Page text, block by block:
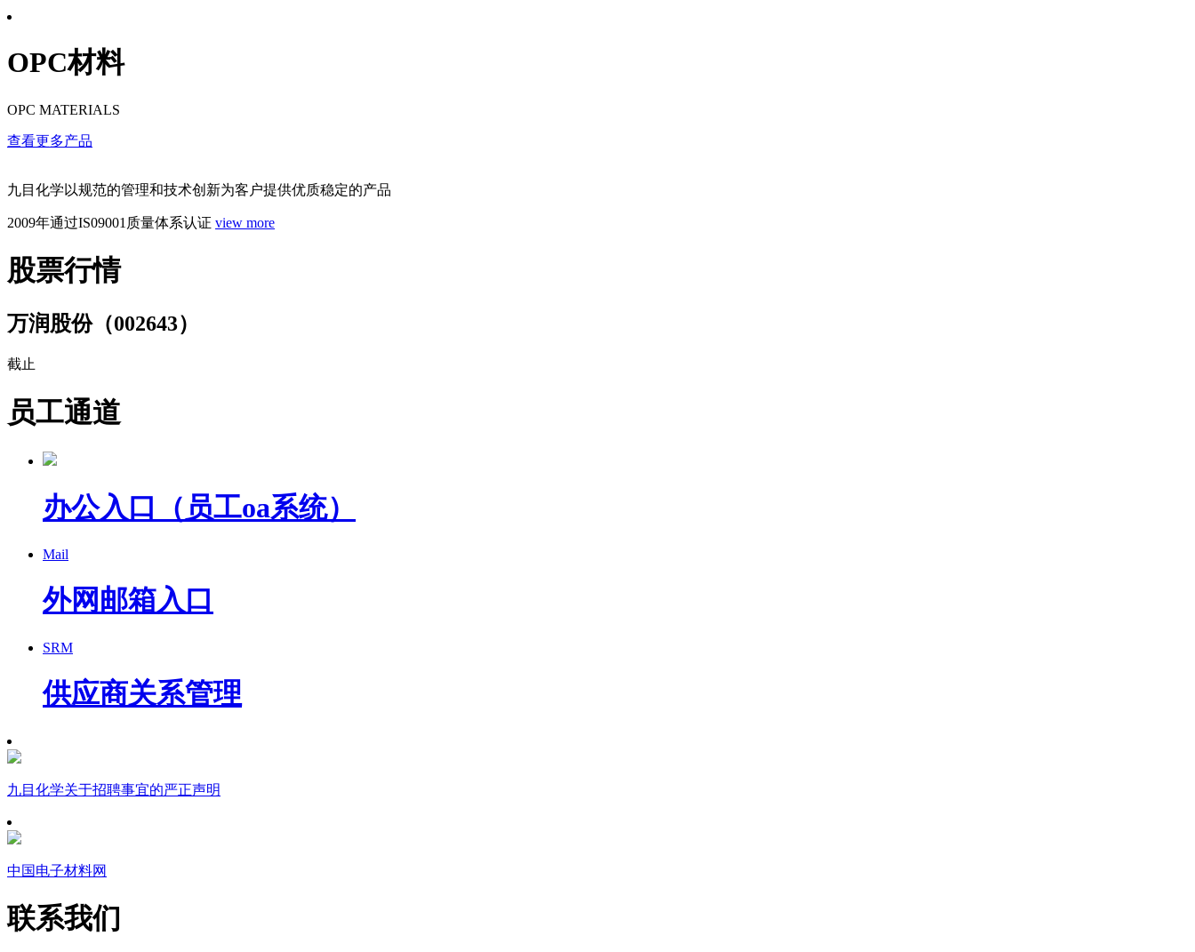
OPC材料
OPC MATERIALS
查看更多产品
九目化学以规范的管理和技术创新为客户提供优质稳定的产品
2009年通过IS09001质量体系认证 view more
股票行情
万润股份（002643）
截止
员工通道
办公入口 （员工oa系统）
Mail
外网邮箱入口
SRM
供应商关系管理
九目化学关于招聘事宜的严正声明
中国电子材料网
联系我们